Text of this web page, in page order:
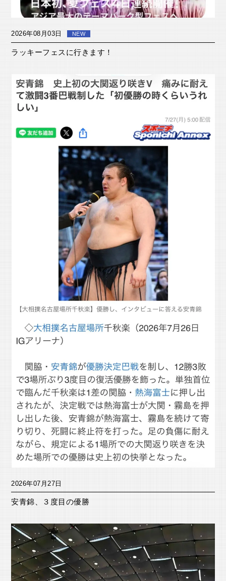
2026年08月03日 NEW
ラッキーフェスに行きます！
2026年07月27日
安青錦、３度目の優勝